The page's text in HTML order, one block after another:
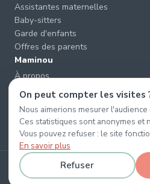
Assistantes maternelles
Baby-sitters
Garde d'enfants
Offres des parents
Maminou
À propos
Nous contacter
Éviter les arnaques
CGU & CGV
Confidentialité
© 2026 Maminou · Sans surtaxe,
Gérer les cookies
On peut compter les visites
Nous aimerions mesurer
Ces statistiques sont anonymes et
Vous pouvez refuser : le site
En savoir plus
Refuser